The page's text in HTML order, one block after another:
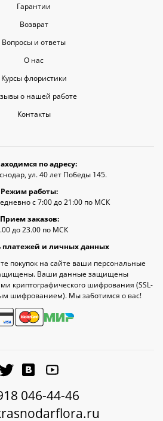
Гарантии
Возврат
Вопросы и ответы
О нас
Курсы флористики
о нашей работе
Контакты
по адресу:
ул. 40 лет Победы 145.
Режим работы:
с 7:00 до 21:00 по МСК
Прием заказов:
до 23.00 по МСК
платежей и личных данных
покупок на сайте ваши персональные
Ваши данные защищены
криптографического шифрования (SSL-
шифрованием). Мы заботимся о вас!
046-44-46